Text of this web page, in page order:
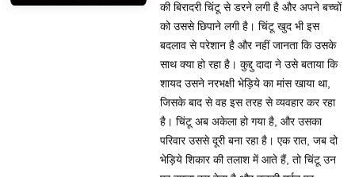
की बिरादरी चिंटू से डरने लगी है और अपने बच्चों
को उससे छिपाने लगी है। चिंटू खुद भी इस
बदलाव से परेशान है और नहीं जानता कि उसके
साथ क्या हो रहा है। कुद्दु दादा ने उसे बताया कि
शायद उसने नरभक्षी भेड़िये का मांस खाया था,
जिसके बाद से वह इस तरह से व्यवहार कर रहा
है। चिंटू अब अकेला हो गया है, और उसका
परिवार उससे दूरी बना रहा है। एक रात, जब दो
भेड़िये शिकार की तलाश में आते हैं, तो चिंटू उन